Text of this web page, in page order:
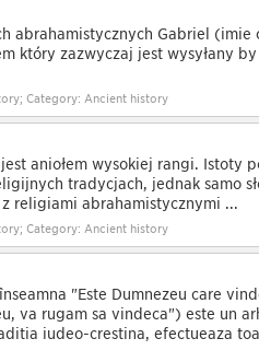
abrahamistycznych Gabriel (imię
który zazwyczaj jest wysyłany
Category: Ancient history
jest aniołem wysokiej rangi. Istoty
tradycjach, jednak samo
z religiami abrahamistycznymi ...
Category: Ancient history
"Este Dumnezeu care
vă rugăm să vindeca") este un
iudeo-creştină, efectuează